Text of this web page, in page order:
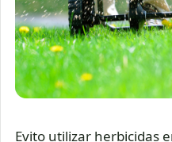
Evito utilizar herbicidas